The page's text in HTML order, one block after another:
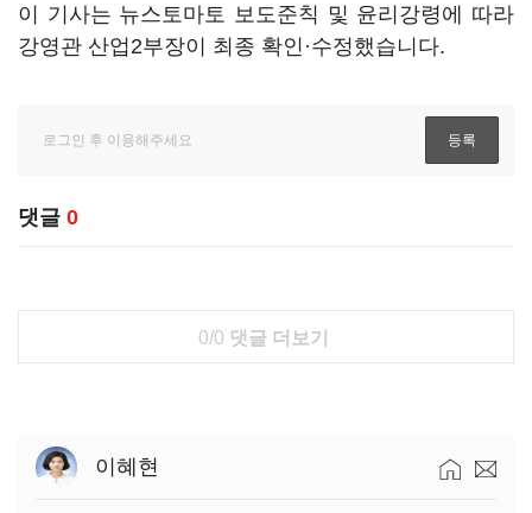
이 기사는 뉴스토마토 보도준칙 및 윤리강령에 따라
강영관 산업2부장이 최종 확인·수정했습니다.
댓글 0
0/0 댓글 더보기
이혜현